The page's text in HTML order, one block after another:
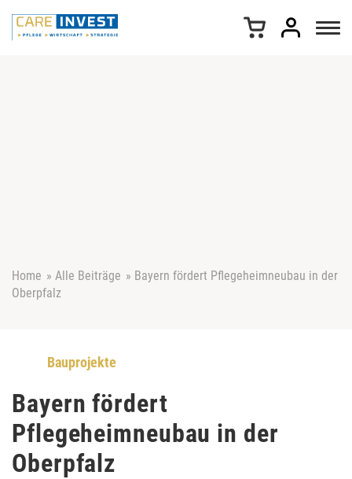
Home » Alle Beiträge » Bayern fördert Pflegeheimneubau in der
Oberpfalz
Bauprojekte
Bayern fördert
Pflegeheimneubau in der
Oberpfalz